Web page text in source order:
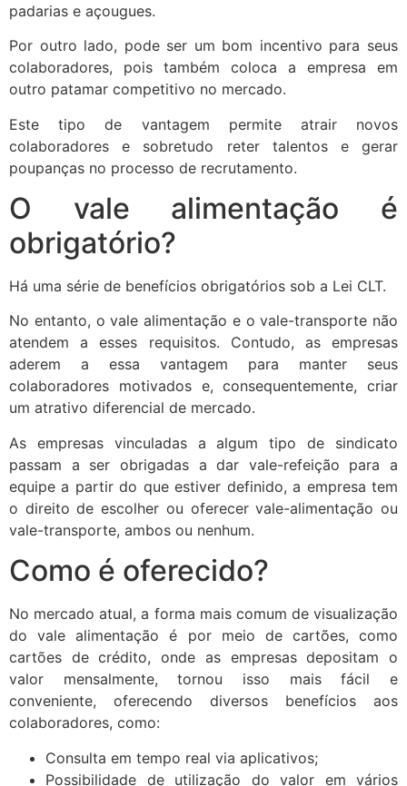
padarias e açougues.
Por outro lado, pode ser um bom incentivo para seus
colaboradores, pois também coloca a empresa em
outro patamar competitivo no mercado.
Este tipo de vantagem permite atrair novos
colaboradores e sobretudo reter talentos e gerar
poupanças no processo de recrutamento.
O vale alimentação é
obrigatório?
Há uma série de benefícios obrigatórios sob a Lei CLT.
No entanto, o vale alimentação e o vale-transporte não
atendem a esses requisitos. Contudo, as empresas
aderem a essa vantagem para manter seus
colaboradores motivados e, consequentemente, criar
um atrativo diferencial de mercado.
As empresas vinculadas a algum tipo de sindicato
passam a ser obrigadas a dar vale-refeição para a
equipe a partir do que estiver definido, a empresa tem
o direito de escolher ou oferecer vale-alimentação ou
vale-transporte, ambos ou nenhum.
Como é oferecido?
No mercado atual, a forma mais comum de visualização
do vale alimentação é por meio de cartões, como
cartões de crédito, onde as empresas depositam o
valor mensalmente, tornou isso mais fácil e
conveniente, oferecendo diversos benefícios aos
colaboradores, como:
Consulta em tempo real via aplicativos;
Possibilidade de utilização do valor em vários